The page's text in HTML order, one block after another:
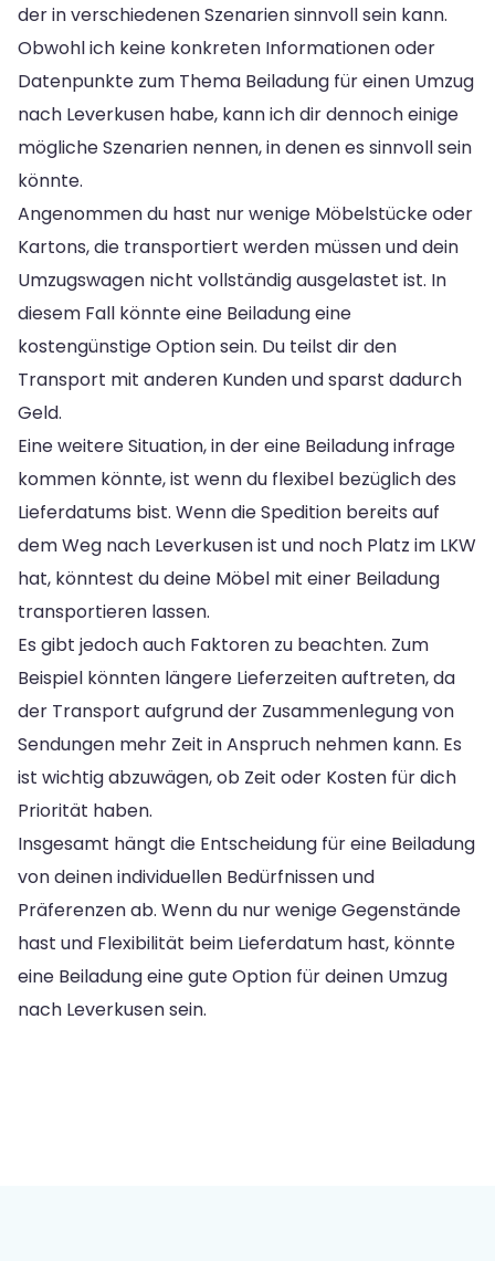
der in verschiedenen Szenarien sinnvoll sein kann.
Obwohl ich keine konkreten Informationen oder
Datenpunkte zum Thema Beiladung für einen Umzug
nach Leverkusen habe, kann ich dir dennoch einige
mögliche Szenarien nennen, in denen es sinnvoll sein
könnte.
Angenommen du hast nur wenige Möbelstücke oder
Kartons, die transportiert werden müssen und dein
Umzugswagen nicht vollständig ausgelastet ist. In
diesem Fall könnte eine Beiladung eine
kostengünstige Option sein. Du teilst dir den
Transport mit anderen Kunden und sparst dadurch
Geld.
Eine weitere Situation, in der eine Beiladung infrage
kommen könnte, ist wenn du flexibel bezüglich des
Lieferdatums bist. Wenn die Spedition bereits auf
dem Weg nach Leverkusen ist und noch Platz im LKW
hat, könntest du deine Möbel mit einer Beiladung
transportieren lassen.
Es gibt jedoch auch Faktoren zu beachten. Zum
Beispiel könnten längere Lieferzeiten auftreten, da
der Transport aufgrund der Zusammenlegung von
Sendungen mehr Zeit in Anspruch nehmen kann. Es
ist wichtig abzuwägen, ob Zeit oder Kosten für dich
Priorität haben.
Insgesamt hängt die Entscheidung für eine Beiladung
von deinen individuellen Bedürfnissen und
Präferenzen ab. Wenn du nur wenige Gegenstände
hast und Flexibilität beim Lieferdatum hast, könnte
eine Beiladung eine gute Option für deinen Umzug
nach Leverkusen sein.